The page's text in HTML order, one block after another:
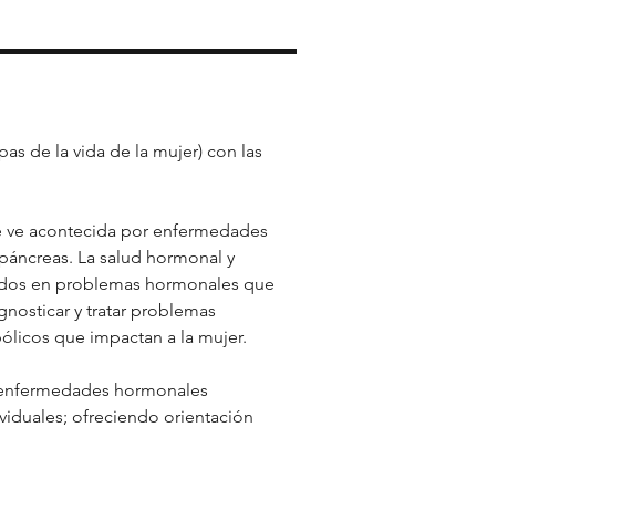
de la vida de la mujer) con las
acontecida por enfermedades
La salud hormonal y
en problemas hormonales que
y tratar problemas
que impactan a la mujer.
hormonales
ofreciendo orientación